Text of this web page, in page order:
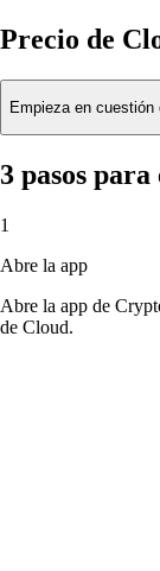
Precio de
Empieza en cuestión
3 pasos
1
Abre la app
Abre la app de
de Cloud.